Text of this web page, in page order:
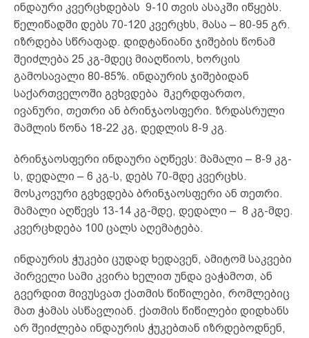
ინდაური კვერცხდებას 9-10 თვის ასაკში იწყებს.
წელიწადში დებს 70-120 კვერცხს, მასა – 80-95 გრ.
იზრდება სწრაფად. დიდტანიანი ჯიშების წონამ
შეიძლება 25 კგ-მდეც მიაღწიოს, ხორცის
გამოსავალი 80-85%. ინდაურის ჯიშებიდან
საქართველოში გვხვდება მკერდფართო,
ივანური, თეთრი ან ბრინჯაოსფერი. ზრდასრული
მამლის წონა 18-22 კგ, დედლის 8-9 კგ.
ბრინჯაოსფერი ინდაური აღწევს: მამალი – 8-9 კგ-
ს, დედალი – 6 კგ-ს, დებს 70-მდე კვერცხს.
მოსკოვური გვხვდება ბრინჯაოსფერი ან თეთრი.
მამალი აღწევს 13-14 კგ-მდე, დედალი – 8 კგ-მდე.
კვერცხდება 100 ცალს აღემატება.
ინდაურის ჭუკები ცუდად ხედავენ, ამიტომ საკვები
პირველი სამი კვირა ხელით უნდა ვაჭამოთ, ან
გვერდით მივუსვათ ქათმის წიწილები, რომლებიც
მათ ჭამას ასწავლიან. ქათმის წიწილები დიდხანს
არ შეიძლება ინდაურის ჭუკებთან იზრდებოდნენ,